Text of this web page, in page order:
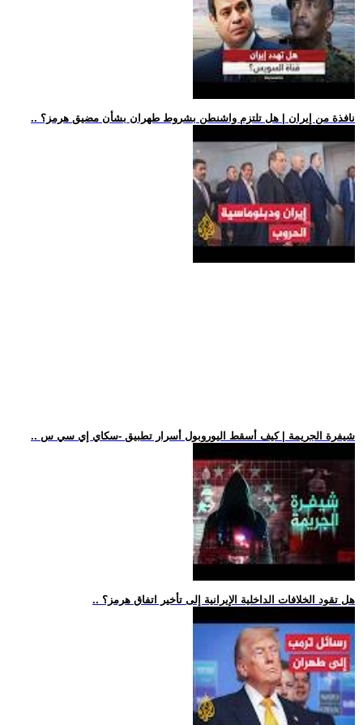
.. نافذة من إيران | هل تلتزم واشنطن بشروط طهران بشأن مضيق هرمز؟
.. شيفرة الجريمة | كيف أسقط اليوروبول أسرار تطبيق -سكاي إي سي س
.. هل تقود الخلافات الداخلية الإيرانية إلى تأخير اتفاق هرمز؟